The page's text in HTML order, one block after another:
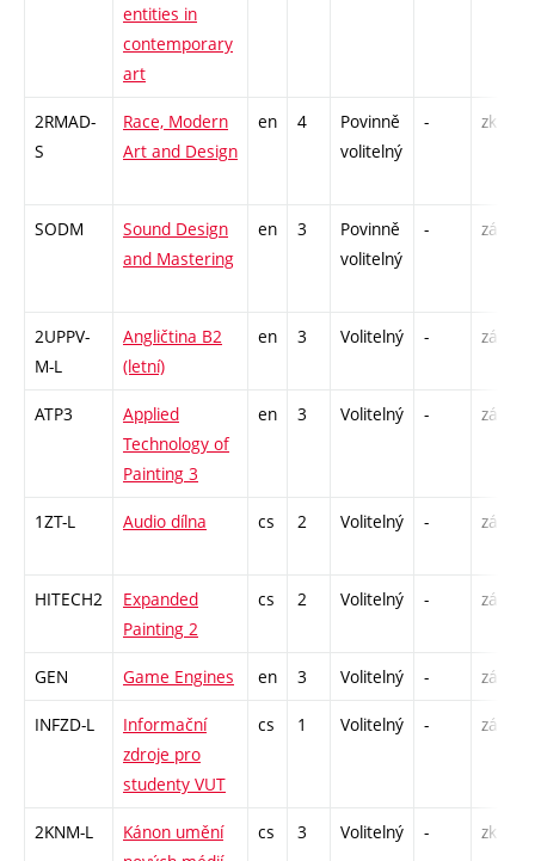
entities in
contemporary
art
2RMAD-
S
Race, Modern
Art and Design
en 4
Povinně
volitelný
- zk
SODM
Sound Design
and Mastering
en 3
Povinně
volitelný
- zá
2UPPV-
M-L
Angličtina B2
(letní)
en 3 Volitelný - zá,zk
ATP3
Applied
Technology of
Painting 3
en 3 Volitelný - zá
1ZT-L Audio dílna cs 2 Volitelný - zá
HITECH2
Expanded
Painting 2
cs 2 Volitelný - zá
GEN Game Engines en 3 Volitelný - zá
INFZD-L
Informační
zdroje pro
studenty VUT
cs 1 Volitelný - zá
2KNM-L
Kánon umění
cs 3 Volitelný - zk